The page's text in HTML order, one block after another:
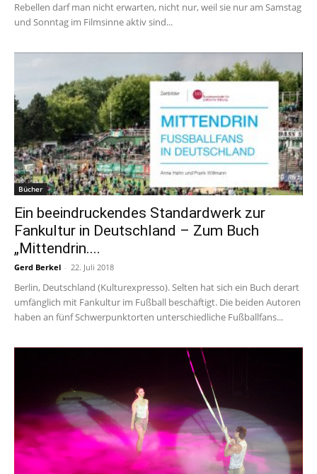
Rebellen darf man nicht erwarten, nicht nur, weil sie nur am Samstag
und Sonntag im Filmsinne aktiv sind...
Bücher
Ein beeindruckendes Standardwerk zur
Fankultur in Deutschland – Zum Buch
„Mittendrin....
Gerd Berkel - 22. Juli 2018
Berlin, Deutschland (Kulturexpresso). Selten hat sich ein Buch derart
umfänglich mit Fankultur im Fußball beschäftigt. Die beiden Autoren
haben an fünf Schwerpunktorten unterschiedliche Fußballfans...